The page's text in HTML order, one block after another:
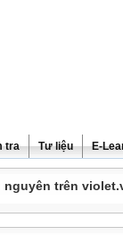
tra Tư liệu E-
nguyên trên